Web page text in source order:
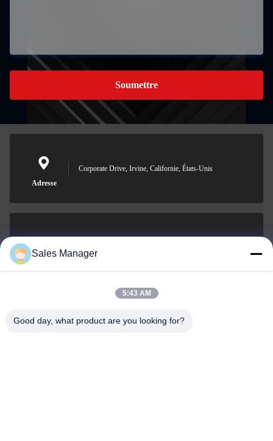
Soumettre
Adresse
Corporate Drive, Irvine, Californie, États-Unis
001-512-7443871
Sales Manager
5:43 AM
Good day, what product are you looking for?